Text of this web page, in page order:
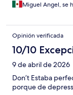
Miguel Angel, se
Opinión verificada
10/10
9 de abril de 2026
Don’t Estaba
porque de